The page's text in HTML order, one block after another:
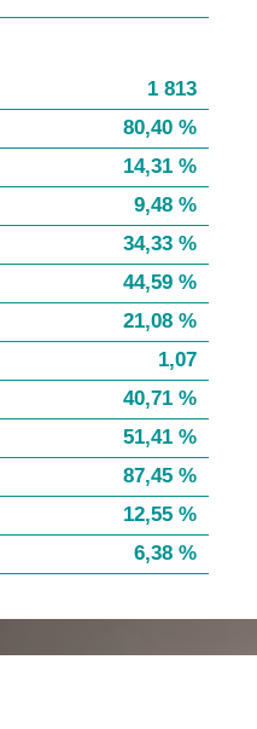
1 813
80,40 %
14,31 %
9,48 %
34,33 %
44,59 %
21,08 %
1,07
40,71 %
51,41 %
87,45 %
12,55 %
6,38 %